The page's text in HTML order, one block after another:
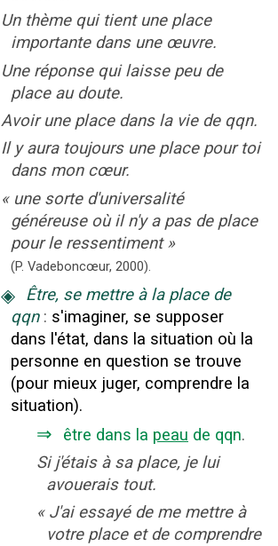
Un thème qui tient une place
importante dans une œuvre.
Une réponse qui laisse peu de
place au doute.
Avoir une place dans la vie de qqn.
Il y aura toujours une place pour toi
dans mon cœur.
« une sorte d'universalité
généreuse où il n'y a pas de place
pour le ressentiment »
(P. Vadeboncœur, 2000).
◈ Être, se mettre à la place de
qqn : s'imaginer, se supposer
dans l'état, dans la situation où la
personne en question se trouve
(pour mieux juger, comprendre la
situation).
⇒ être dans la peau de qqn.
Si j'étais à sa place, je lui
avouerais tout.
« J'ai essayé de me mettre à
votre place et de comprendre